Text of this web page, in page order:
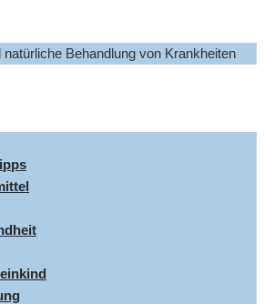
Behandlung von Krankheiten